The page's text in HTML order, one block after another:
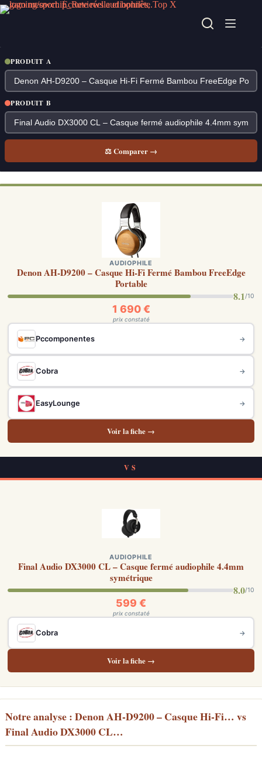
Passer
au
PRODUIT A
PRODUIT B
⚖ Comparer →
AUDIOPHILE
Denon AH-D9200 – Casque Hi-Fi Fermé Bambou FreeEdge
Portable
8.1/10
1 690 €
prix constaté
Pccomponentes →
Cobra →
EasyLounge →
Voir la fiche →
VS
AUDIOPHILE
Final Audio DX3000 CL – Casque fermé audiophile 4.4mm
symétrique
8.0/10
599 €
prix constaté
Cobra →
Voir la fiche →
Notre analyse : Denon AH-D9200 – Casque Hi-Fi… vs
Final Audio DX3000 CL…